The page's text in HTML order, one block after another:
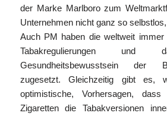
der Marke Marlboro zum
Unternehmen nicht ganz so
Auch PM haben die weltweit immer
Tabakregulierungen und
Gesundheitsbewusstsein der
zugesetzt. Gleichzeitig gibt es,
optimistische, Vorhersagen,
Zigaretten die Tabakversionen